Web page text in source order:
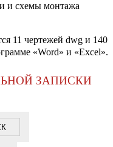
и схемы монтажа
11 чертежей dwg и 140
«Word» и «Excel».
ЗАПИСКИ